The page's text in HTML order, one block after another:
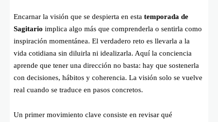
Encarnar la visión que se despierta en esta temporada de
Sagitario implica algo más que comprenderla o sentirla como
inspiración momentánea. El verdadero reto es llevarla a la
vida cotidiana sin diluirla ni idealizarla. Aquí la conciencia
aprende que tener una dirección no basta: hay que sostenerla
con decisiones, hábitos y coherencia. La visión solo se vuelve
real cuando se traduce en pasos concretos.
Un primer movimiento clave consiste en revisar qué